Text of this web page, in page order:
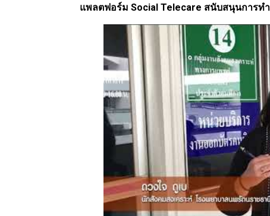
แพลตฟอร์ม Social Telecare สนับสนุนการท